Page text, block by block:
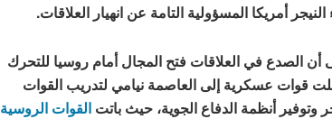
أمريكا المسؤولية التامة عن انهيار العلاقات.
أن الصدع في العلاقات فتح المجال أمام روسيا للتحرك
قوات عسكرية إلى العاصمة نيامي لتدريب القوات
وتوفير أنظمة الدفاع الجوية، حيث باتت القوات الروسية